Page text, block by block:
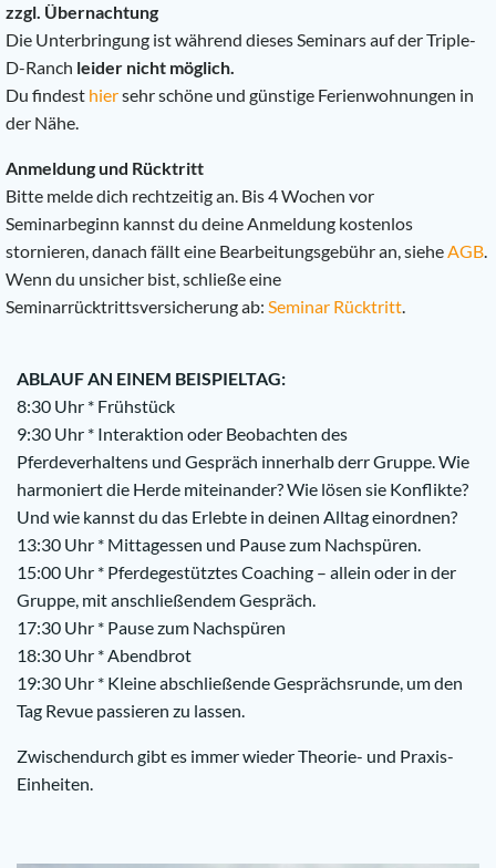
zzgl. Übernachtung
Die Unterbringung ist während dieses Seminars auf der Triple-
D-Ranch leider nicht möglich.
Du findest hiersehr schöne und günstige Ferienwohnungen in
der Nähe.
Anmeldung und Rücktritt
Bitte melde dich rechtzeitig an. Bis 4 Wochen vor
Seminarbeginn kannst du deine Anmeldung kostenlos
stornieren, danach fällt eine Bearbeitungsgebühr an, sieheAGB.
Wenn du unsicher bist, schließe eine
Seminarrücktrittsversicherung ab: Seminar Rücktritt.
ABLAUF AN EINEM BEISPIELTAG:
8:30 Uhr * Frühstück
9:30 Uhr * Interaktion oder Beobachten des
Pferdeverhaltens und Gespräch innerhalb derr Gruppe. Wie
harmoniert die Herde miteinander? Wie lösen sie Konflikte?
Und wie kannst du das Erlebte in deinen Alltag einordnen?
13:30 Uhr * Mittagessen und Pause zum Nachspüren.
15:00 Uhr * Pferdegestütztes Coaching – allein oder in der
Gruppe, mit anschließendem Gespräch.
17:30 Uhr * Pause zum Nachspüren
18:30 Uhr * Abendbrot
19:30 Uhr * Kleine abschließende Gesprächsrunde, um den
Tag Revue passieren zu lassen.
Zwischendurch gibt es immer wieder Theorie- und Praxis-
Einheiten.